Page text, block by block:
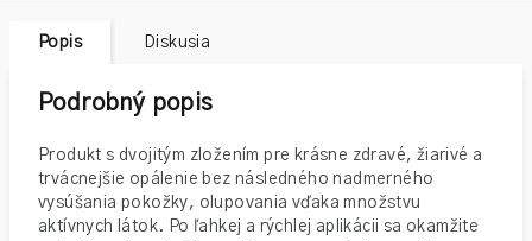
Popis Diskusia
Podrobný popis
Produkt s dvojitým zložením pre krásne zdravé, žiarivé a
trvácnejšie opálenie bez následného nadmerného
vysúšania pokožky, olupovania vďaka množstvu
aktívnych látok. Po ľahkej a rýchlej aplikácii sa okamžite